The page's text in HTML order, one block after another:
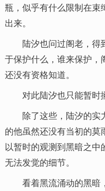
瓶，似乎有什么限制在
出来。
陆汐也问过阁老，得
于保护什么，谁来保护，
还没有资格知道。
对此陆汐也只能暂时
除了这些，陆汐的实
的他虽然还没有当初的
以暂时的观测到黑暗之
无法发觉的细节。
看着黑流涌动的黑暗